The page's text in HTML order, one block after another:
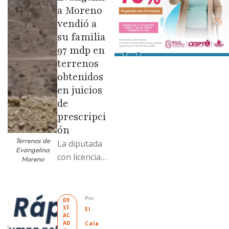
Terrenos de
Evangelina
Moreno
a Moreno
vendió a
su familia
97 mdp en
terrenos
obtenidos
en juicios
de
prescripci
ón
La diputada
con licencia
antecedente
s de
prescripción
DE
ST
AC
AD
Por:
El
Cala